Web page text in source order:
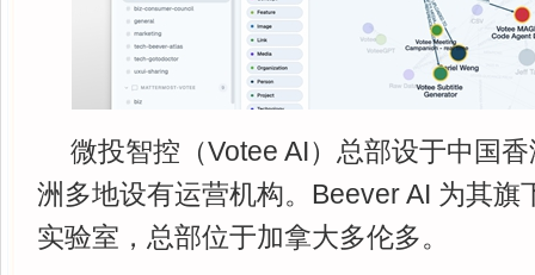
微投智控（Votee AI）总部设于中国
洲多地设有运营机构。Beever AI 为其旗
实验室，总部位于加拿大多伦多。